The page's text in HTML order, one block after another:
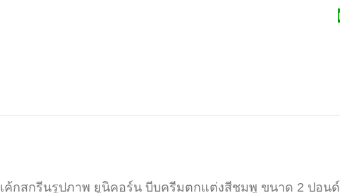
เค้กสกรีนรูปภาพ ยูนิคอร์น บีบครีมตกแต่งสีชมพู ขนาด 2 ปอนด์